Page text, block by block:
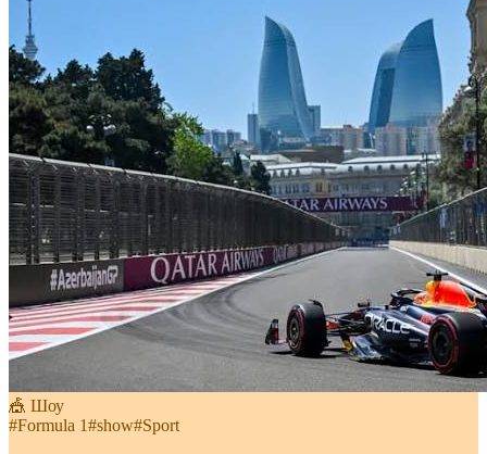
🎪 Шоу
#Formula 1#show#Sport